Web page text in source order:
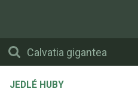
JEDLÉ HUBY